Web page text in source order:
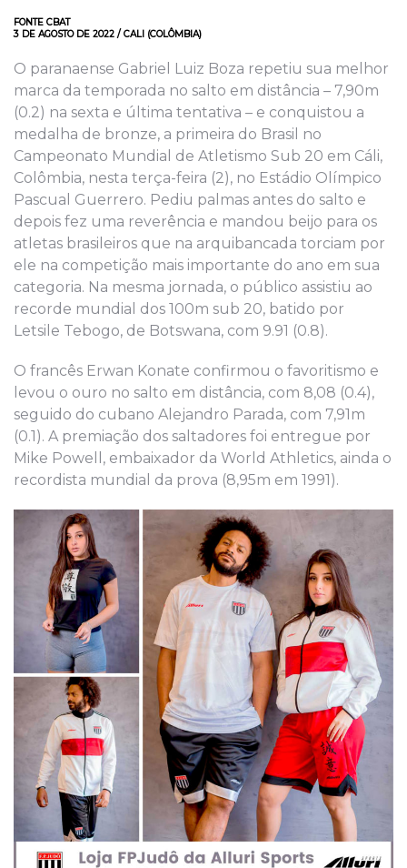
FONTE CBAT
3 DE AGOSTO DE 2022 / CALI (COLÔMBIA)
O paranaense Gabriel Luiz Boza repetiu sua melhor
marca da temporada no salto em distância – 7,90m
(0.2) na sexta e última tentativa – e conquistou a
medalha de bronze, a primeira do Brasil no
Campeonato Mundial de Atletismo Sub 20 em Cáli,
Colômbia, nesta terça-feira (2), no Estádio Olímpico
Pascual Guerrero. Pediu palmas antes do salto e
depois fez uma reverência e mandou beijo para os
atletas brasileiros que na arquibancada torciam por
ele na competição mais importante do ano em sua
categoria. Na mesma jornada, o público assistiu ao
recorde mundial dos 100m sub 20, batido por
Letsile Tebogo, de Botswana, com 9.91 (0.8).
O francês Erwan Konate confirmou o favoritismo e
levou o ouro no salto em distância, com 8,08 (0.4),
seguido do cubano Alejandro Parada, com 7,91m
(0.1). A premiação dos saltadores foi entregue por
Mike Powell, embaixador da World Athletics, ainda o
recordista mundial da prova (8,95m em 1991).